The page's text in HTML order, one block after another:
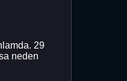
29
neden